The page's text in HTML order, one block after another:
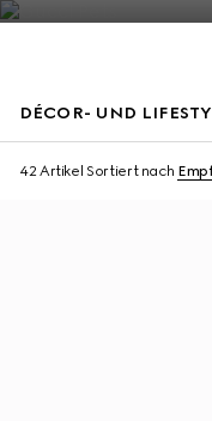
DÉCOR- UND
42 Artikel Sortiert nach